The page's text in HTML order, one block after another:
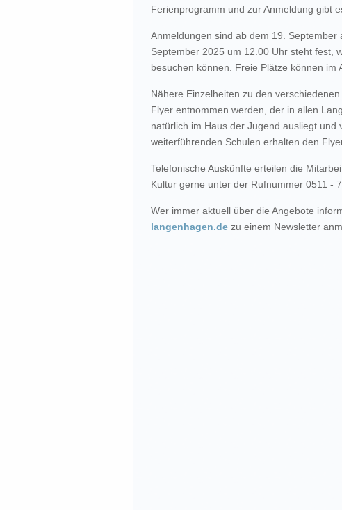
Ferienprogramm und zur Anmeldung gibt
Anmeldungen sind ab dem 19. September
September 2025 um 12.00 Uhr steht fest,
besuchen können. Freie Plätze können im
Nähere Einzelheiten zu den
Flyer entnommen werden, der in allen
natürlich im Haus der Jugend ausliegt
weiterführenden Schulen erhalten den
Telefonische Auskünfte erteilen die
Kultur gerne unter der Rufnummer 0511 -
Wer immer aktuell über die Angebote
langenhagen.de zu einem Newsletter